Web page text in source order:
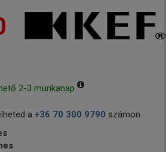
2-3 munkanap
a +36 70 300 9790 számon